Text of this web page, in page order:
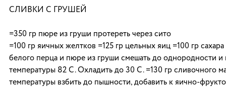
СЛИВКИ С ГРУШЕЙ
=350 гр пюре из груши протереть через сито
=100 гр яичных желтков =125 гр цельных яиц =100 гр
белого перца и пюре из груши смешать до однородности и
температуры 82 С. Охладить до 30 С. =130 гр сливочного
температуры взбить до пышности, добавить к яично-